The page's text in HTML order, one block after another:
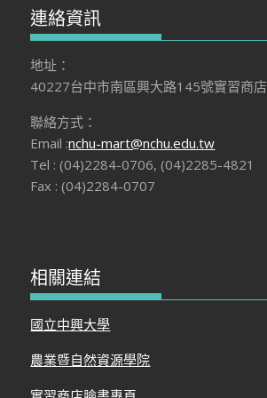
連絡資訊
地址：
40227台中市南區興大路145號實習商店
聯絡方式：
Email :nchu-mart@nchu.edu.tw
Tel : (04)2284-0706, (04)2285-4821
Fax : (04)2284-0707
相關連結
國立中興大學
農業暨自然資源學院